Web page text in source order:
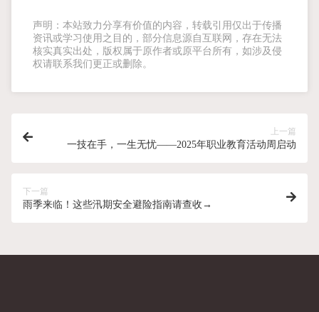
声明：本站致力分享有价值的内容，转载引用仅出于传播
资讯或学习使用之目的，部分信息源自互联网，存在无法
核实真实出处，版权属于原作者或原平台所有，如涉及侵
权请联系我们更正或删除。
上一篇
一技在手，一生无忧——2025年职业教育活动周启动
下一篇
雨季来临！这些汛期安全避险指南请查收→